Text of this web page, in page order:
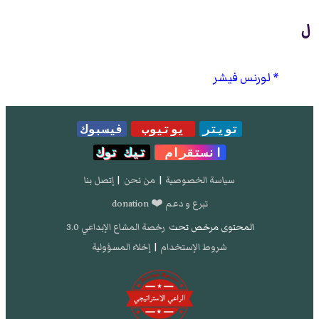
ل
لورنس فيشر
تويتر يوتيوب
فيسبوك
انستقرام
تيك توك
سياسة الخصوصية | من نحن | إتصل بنا
تبرع و دعم ❤️ donation
المحتوى مرخص تحت رخصة المشاع الإبداعي 3.0
شروط الإستخدام | إخلاء المسؤولية